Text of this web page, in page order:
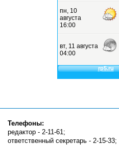
Телефоны:
редактор - 2-11-61;
ответственный секретарь - 2-15-33;